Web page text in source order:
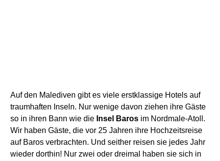
Auf den Malediven gibt es viele erstklassige Hotels auf
traumhaften Inseln. Nur wenige davon ziehen ihre Gäste
so in ihren Bann wie die Insel Baros im Nordmale-Atoll.
Wir haben Gäste, die vor 25 Jahren ihre Hochzeitsreise
auf Baros verbrachten. Und seither reisen sie jedes Jahr
wieder dorthin! Nur zwei oder dreimal haben sie sich in